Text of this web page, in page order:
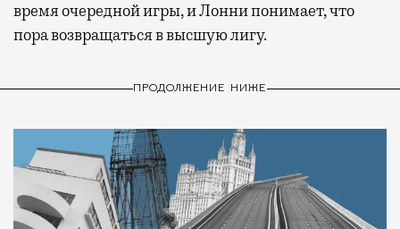
время очередной игры, и Лонни понимает, что
пора возвращаться в высшую лигу.
ПРОДОЛЖЕНИЕ НИЖЕ